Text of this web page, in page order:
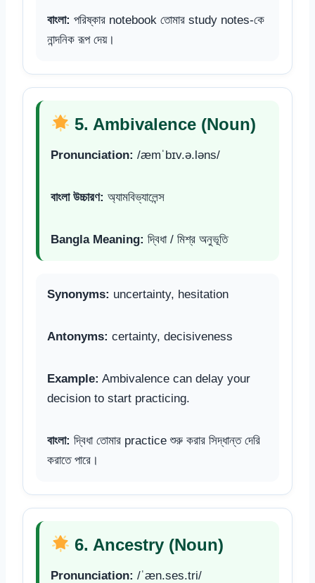
বাংলা: পরিষ্কার notebook তোমার study notes-কে
নান্দনিক রূপ দেয়।
5. Ambivalence (Noun)
Pronunciation: /æmˈbɪv.ə.ləns/
বাংলা উচ্চারণ: অ্যামবিভ্যালেন্স
Bangla Meaning: দ্বিধা / মিশ্র অনুভূতি
Synonyms: uncertainty, hesitation
Antonyms: certainty, decisiveness
Example: Ambivalence can delay your
decision to start practicing.
বাংলা: দ্বিধা তোমার practice শুরু করার সিদ্ধান্ত দেরি
করাতে পারে।
6. Ancestry (Noun)
Pronunciation: /ˈæn.ses.tri/